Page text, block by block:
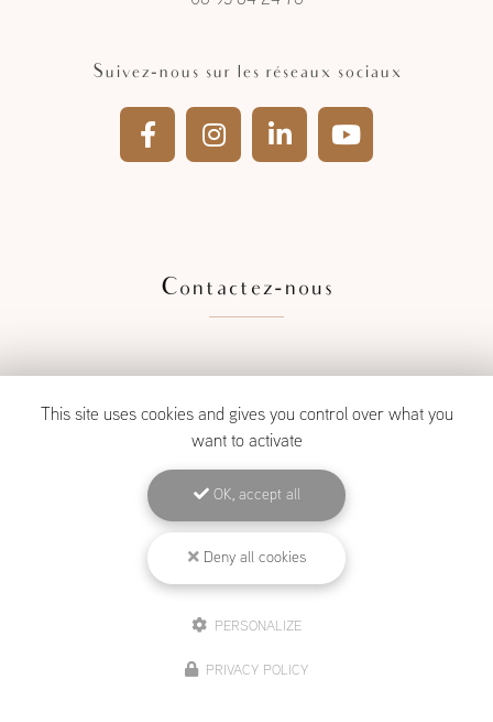
Suivez-nous sur les réseaux sociaux
Contactez-nous
Adresse du projet
This site uses cookies and gives you control over what you
want to activate
OK, accept all
Deny all cookies
PERSONALIZE
PRIVACY POLICY